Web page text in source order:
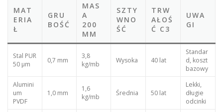
MAT
ERIA
Ł
GRU
BOŚĆ
MAS
A
200
MM
SZTY
WNO
ŚĆ
TRW
AŁOŚ
Ć C3
UWA
GI
Stal PUR
50 μm
0,7 mm
3,8
kg/mb
Wysoka 40 lat
Standar
d, koszt
bazowy
Alumini
um
PVDF
1,0 mm
1,6
kg/mb
Średnia 50 lat
Lekki,
długie
odcinki